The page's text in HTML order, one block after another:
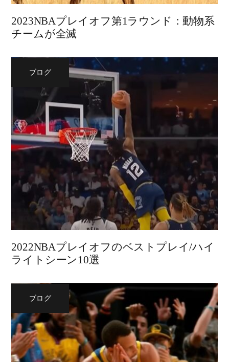
2023NBAプレイオフ第1ラウンド：動物系
チームが全滅
ブログ
2022NBAプレイオフのベストプレイ/ハイ
ライトシーン10選
ブログ